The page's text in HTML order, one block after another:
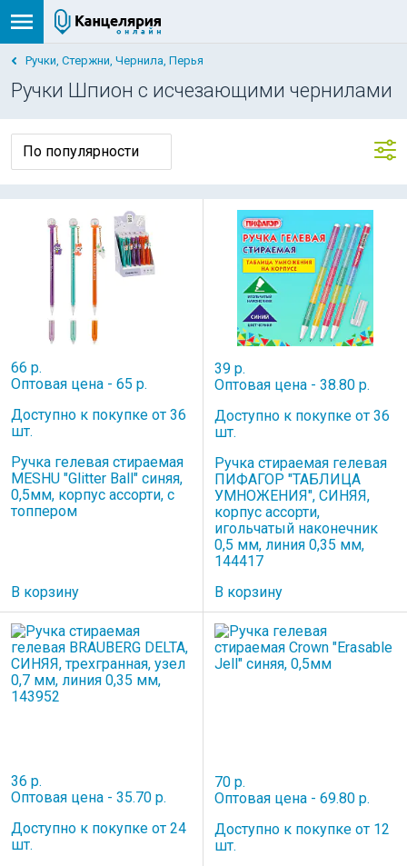
Ручки, Стержни, Чернила, Перья
Ручки Шпион с исчезающими чернилами
66 р.
Оптовая цена - 65 р.
Доступно к покупке от 36
шт.
Ручка гелевая стираемая
MESHU "Glitter Ball" синяя,
0,5мм, корпус ассорти, с
топпером
В корзину
39 р.
Оптовая цена - 38.80 р.
Доступно к покупке от 36
шт.
Ручка стираемая гелевая
ПИФАГОР "ТАБЛИЦА
УМНОЖЕНИЯ", СИНЯЯ,
корпус ассорти,
игольчатый наконечник
0,5 мм, линия 0,35 мм,
144417
В корзину
36 р.
Оптовая цена - 35.70 р.
Доступно к покупке от 24
шт.
70 р.
Оптовая цена - 69.80 р.
Доступно к покупке от 12
шт.